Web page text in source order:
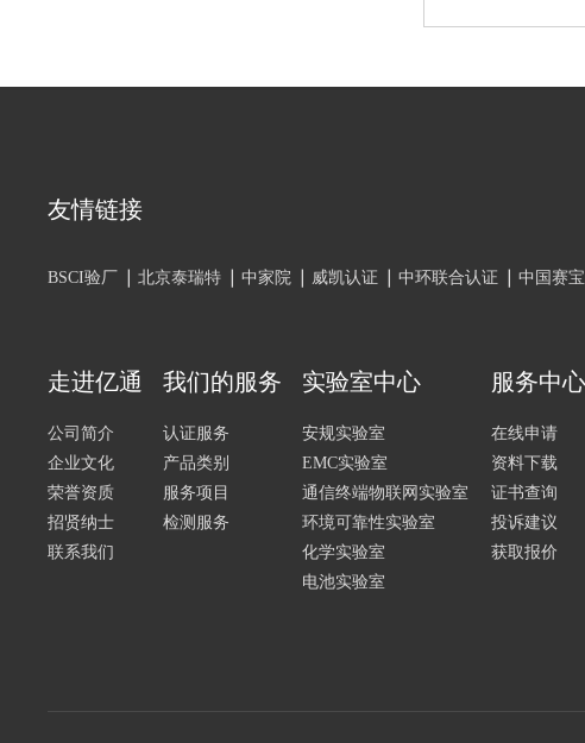
友情链接
BSCI验厂 北京泰瑞特 中家院 威凯认证 中环联合认证 中国赛宝
走进亿通
公司简介
企业文化
荣誉资质
招贤纳士
联系我们
我们的服务
认证服务
产品类别
服务项目
检测服务
实验室中心
安规实验室
EMC实验室
通信终端物联网实验室
环境可靠性实验室
化学实验室
电池实验室
服务中心
在线申请
资料下载
证书查询
投诉建议
获取报价